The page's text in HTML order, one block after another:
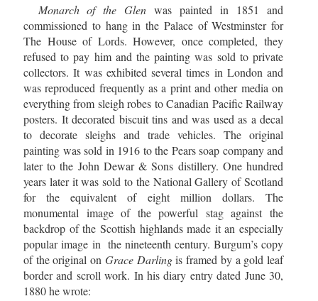
Monarch of the Glenwas painted in 1851 and
commissioned to hang in the Palace of Westminster for
The House of Lords. However, once completed, they
refused to pay him and the painting was sold to private
collectors. It was exhibited several times in London and
was reproduced frequently as a print and other media on
everything from sleigh robes to Canadian Pacific Railway
posters. It decorated biscuit tins and was used as a decal
to decorate sleighs and trade vehicles. The original
painting was sold in 1916 to the Pears soap company and
later to the John Dewar & Sons distillery. One hundred
years later it was sold to the National Gallery of Scotland
for the equivalent of eight million dollars. The
monumental image of the powerful stag against the
backdrop of the Scottish highlands made it an especially
popular image inthe nineteenth century. Burgum’s copy
of the original on Grace Darlingis framed by a gold leaf
border and scroll work. In his diary entry dated June 30,
1880 he wrote: